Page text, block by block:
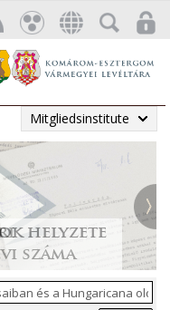
Mitgliedsinstitute
helyzete
száma
a levéltári